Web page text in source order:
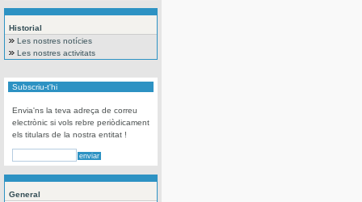
Historial
Les nostres notícies
Les nostres activitats
Subscriu-t'hi
Envia'ns la teva adreça de correu
electrònic si vols rebre periòdicament
els titulars de la nostra entitat !
General